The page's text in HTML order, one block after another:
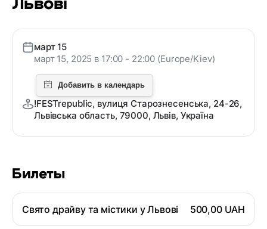
Билеты
Свято драйву та містики у Львові 500,00 UAH
Львові
март 15
март 15, 2025 в 17:00 - 22:00 (Europe/Kiev)
!FESTrepublic, вулиця Старознесенська, 24-26,
Львівська область, 79000, Львів, Україна